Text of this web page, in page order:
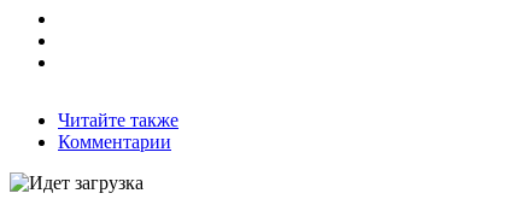
Читайте также
Комментарии